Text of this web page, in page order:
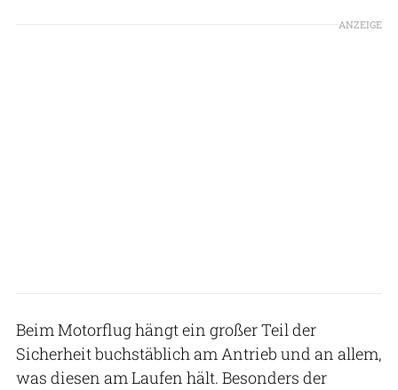
ANZEIGE
Beim Motorflug hängt ein großer Teil der
Sicherheit buchstäblich am Antrieb und an allem,
was diesen am Laufen hält. Besonders der